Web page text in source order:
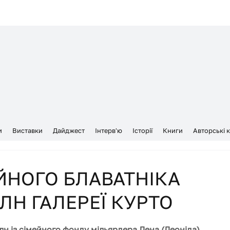
БЛАВАТНІКА
ГАЛЕРЕЇ КУРТО
Виставки Дайджест Інтерв'ю Історії Книги Авторські